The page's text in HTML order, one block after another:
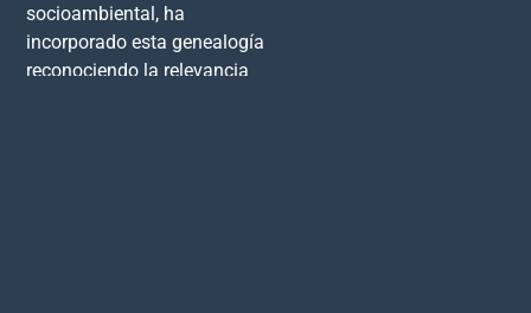
socioambiental, ha
incorporado esta genealogía
reconociendo la relevancia